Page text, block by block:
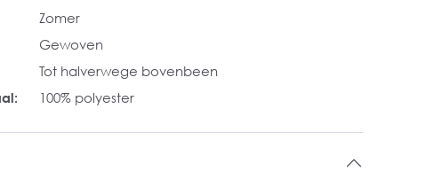
Zomer
Gewoven
Tot halverwege bovenbeen
100% polyester